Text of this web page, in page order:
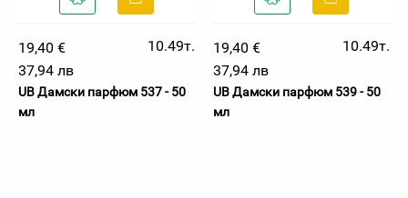
19,40 €
10.49т.
37,94 лв
UB Дамски парфюм 537 - 50
мл
19,40 €
10.49т.
37,94 лв
UB Дамски парфюм 539 - 50
мл